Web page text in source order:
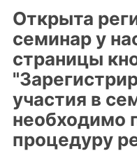
Открыта
семинар у
страницы
участия в
необходимо
процедуру